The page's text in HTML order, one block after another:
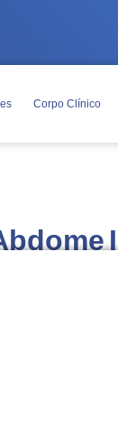
Corpo Clínico